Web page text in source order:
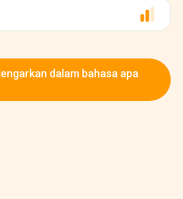
dalam bahasa apa